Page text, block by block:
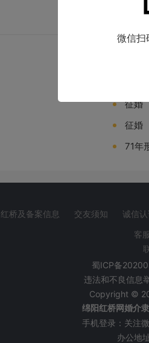
寻《
征婚
征婚
71年
红桥及备案信息 交友须知 诚信
客
蜀ICP备
违法和不良信息
Copyright ©
绵阳红桥网婚介
手机登录：关注
办公地
微信扫